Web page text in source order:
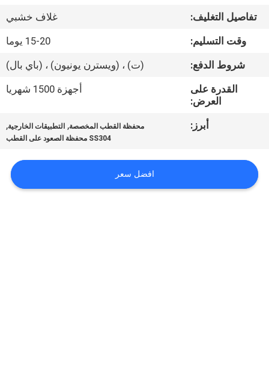
مراقبة
الجودة
اتصل
اطلب
تفاصيل التغليف:
غلاف خشبي
وقت التسليم:
15-20 يوما
شروط الدفع:
(ت) ، (ويسترن يونيون) ، (باي بال)
القدرة على
العرض:
أجهزة 1500 شهريا
أبرز: محفظة القطب المخصصة, التطبيقات الخارجية,
SS304 محفظة الصعود على القطب
افضل سعر